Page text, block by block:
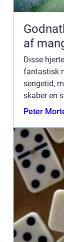
af
Disse
fantastisk
sengetid,
skaber en
og børn. I
Peter